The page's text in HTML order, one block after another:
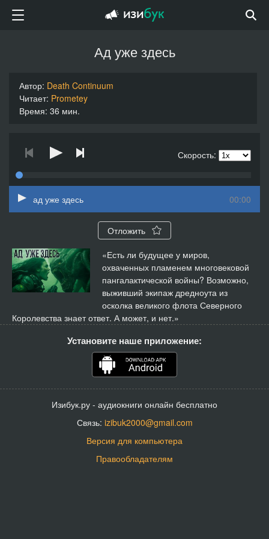
Ад уже здесь
Автор: Death Continuum
Читает: Prometey
Время: 36 мин.
Скорость:
00:00
ад уже здесь
Отложить
«Есть ли будущее у миров,
охваченных пламенем многовековой
пангалактической войны? Возможно,
выживший экипаж дредноута из
осколка великого флота Северного
Королевства знает ответ. А может, и нет.»
Установите наше приложение:
Изибук.ру - аудиокниги онлайн бесплатно
Связь: izibuk2000@gmail.com
Версия для компьютера
Правообладателям